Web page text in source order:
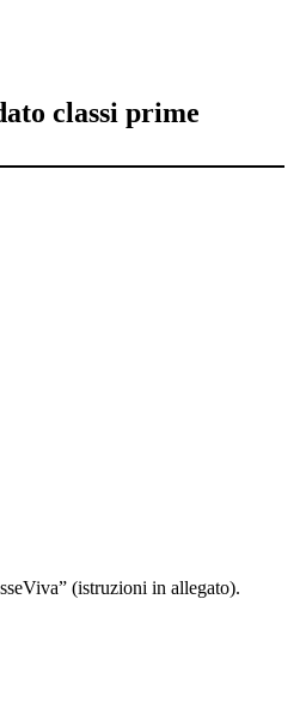
classi prime
(istruzioni in allegato).